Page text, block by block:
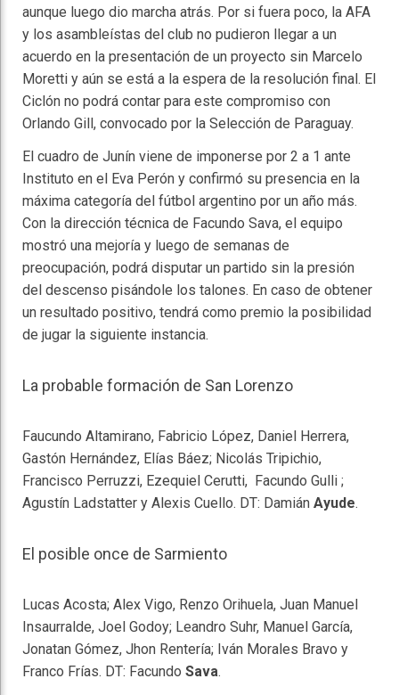
aunque luego dio marcha atrás. Por si fuera poco, la AFA
y los asambleístas del club no pudieron llegar a un
acuerdo en la presentación de un proyecto sin Marcelo
Moretti y aún se está a la espera de la resolución final. El
Ciclón no podrá contar para este compromiso con
Orlando Gill, convocado por la Selección de Paraguay.
El cuadro de Junín viene de imponerse por 2 a 1 ante
Instituto en el Eva Perón y confirmó su presencia en la
máxima categoría del fútbol argentino por un año más.
Con la dirección técnica de Facundo Sava, el equipo
mostró una mejoría y luego de semanas de
preocupación, podrá disputar un partido sin la presión
del descenso pisándole los talones. En caso de obtener
un resultado positivo, tendrá como premio la posibilidad
de jugar la siguiente instancia.
La probable formación de San Lorenzo
Faucundo Altamirano, Fabricio López, Daniel Herrera,
Gastón Hernández, Elías Báez; Nicolás Tripichio,
Francisco Perruzzi, Ezequiel Cerutti, Facundo Gulli ;
Agustín Ladstatter y Alexis Cuello. DT: Damián Ayude.
El posible once de Sarmiento
Lucas Acosta; Alex Vigo, Renzo Orihuela, Juan Manuel
Insaurralde, Joel Godoy; Leandro Suhr, Manuel García,
Jonatan Gómez, Jhon Rentería; Iván Morales Bravo y
Franco Frías. DT: Facundo Sava.